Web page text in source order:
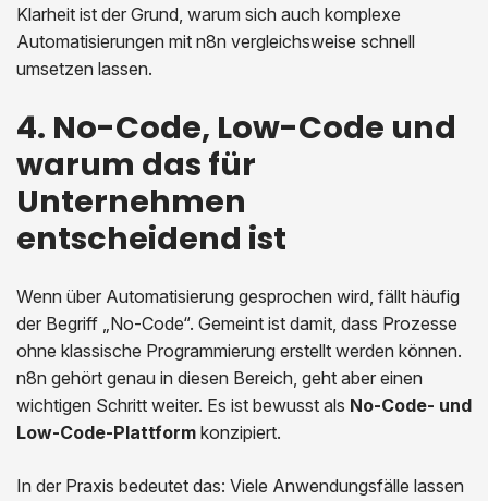
Klarheit ist der Grund, warum sich auch komplexe
Automatisierungen mit n8n vergleichsweise schnell
umsetzen lassen.
4. No-Code, Low-Code und
warum das für
Unternehmen
entscheidend ist
Wenn über Automatisierung gesprochen wird, fällt häufig
der Begriff „No-Code“. Gemeint ist damit, dass Prozesse
ohne klassische Programmierung erstellt werden können.
n8n gehört genau in diesen Bereich, geht aber einen
wichtigen Schritt weiter. Es ist bewusst als No-Code- und
Low-Code-Plattform konzipiert.
In der Praxis bedeutet das: Viele Anwendungsfälle lassen